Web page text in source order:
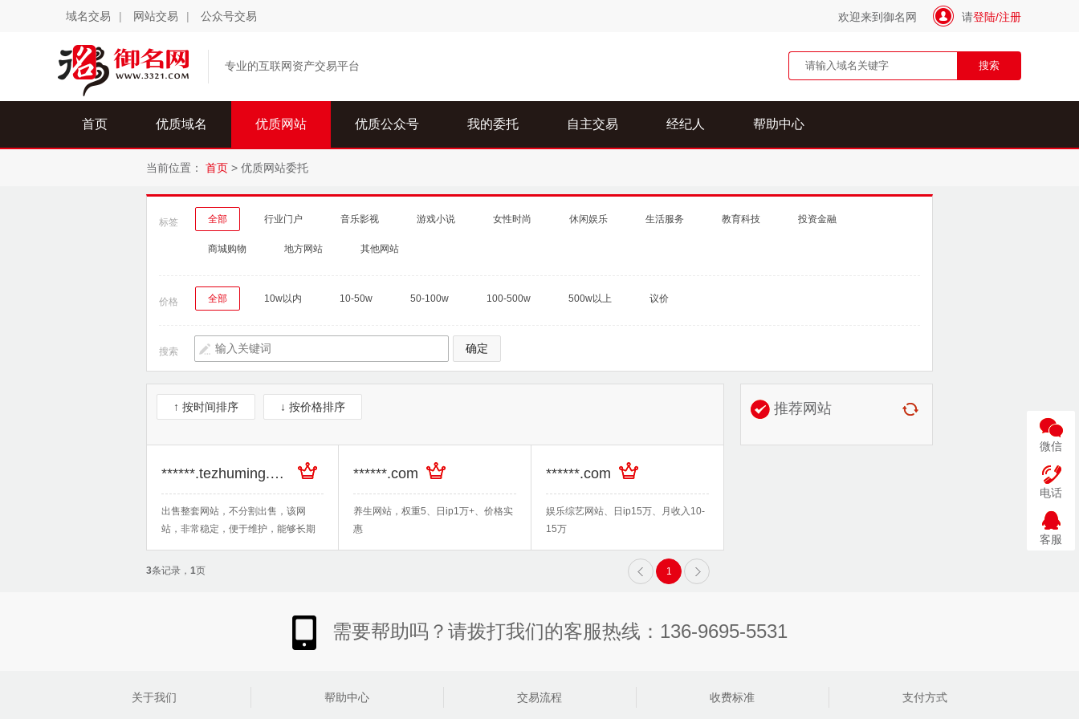
欢迎来到御名网 请登陆/注册
域名交易 | 网站交易 | 公众号交易
专业的互联网资产交易平台
首页 优质域名 优质网站 优质公众号 我的委托 自主交易 经纪人 帮助中心
当前位置： 首页 > 优质网站委托
标签 全部 行业门户 音乐影视 游戏小说 女性时尚 休闲娱乐 生活服务 教育科技 投资金融
商城购物 地方网站 其他网站
价格 全部 10w以内 10-50w 50-100w 100-500w 500w以上 议价
搜索
↑ 按时间排序 ↓ 按价格排序
******.tezhuming.com
出售整套网站，不分割出售，该网
站，非常稳定，便于维护，能够长期
******.com
养生网站，权重5、日ip1万+、价格实
惠
******.com
娱乐综艺网站、日ip15万、月收入10-
15万
3条记录， 1页 1
推荐网站
需要帮助吗？请拨打我们的客服热线：136-9695-5531
关于我们 帮助中心 交易流程 收费标准 支付方式
微信
电话
客服